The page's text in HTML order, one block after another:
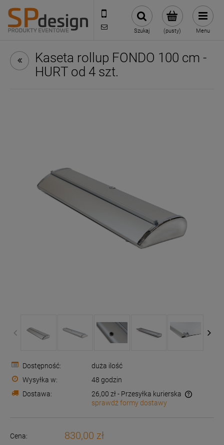
221002030
sklep@reklamydrukarnia.pl
(pusty)
Szukaj Menu
Kaseta rollup FONDO 100 cm -
HURT od 4 szt.
Dostępność:
duża ilość
Wysyłka w:
48 godzin
Dostawa:
26,00 zł- Przesyłka kurierska
Cena nie zawiera ewentualnych kosztów płatności
sprawdź formy dostawy
Cena: 830,00 zł